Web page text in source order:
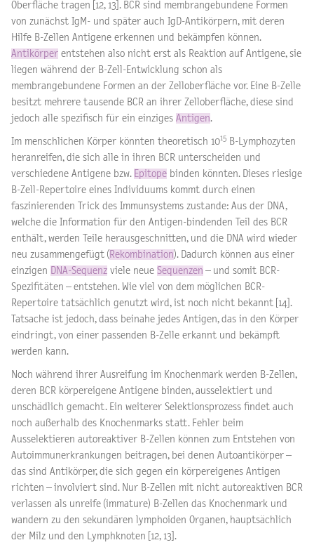
Oberfläche tragen [12, 13]. BCR sind membrangebundene Formen
von zunächst IgM- und später auch IgD-Antikörpern, mit deren
Hilfe B-Zellen Antigene erkennen und bekämpfen können.
Antikörper entstehen also nicht erst als Reaktion auf Antigene, sie
liegen während der B-Zell-Entwicklung schon als
membrangebundene Formen an der Zelloberfläche vor. Eine B-Zelle
besitzt mehrere tausende BCR an ihrer Zelloberfläche, diese sind
jedoch alle spezifisch für ein einziges Antigen.
Im menschlichen Körper könnten theoretisch 1015 B-Lymphozyten
heranreifen, die sich alle in ihren BCR unterscheiden und
verschiedene Antigene bzw. Epitope binden könnten. Dieses riesige
B-Zell-Repertoire eines Individuums kommt durch einen
faszinierenden Trick des Immunsystems zustande: Aus der DNA,
welche die Information für den Antigen-bindenden Teil des BCR
enthält, werden Teile herausgeschnitten, und die DNA wird wieder
neu zusammengefügt ( Rekombination). Dadurch können aus einer
einzigen DNA-Sequenz viele neue Sequenzen – und somit BCR-
Spezifitäten – entstehen. Wie viel von dem möglichen BCR-
Repertoire tatsächlich genutzt wird, ist noch nicht bekannt [14].
Tatsache ist jedoch, dass beinahe jedes Antigen, das in den Körper
eindringt, von einer passenden B-Zelle erkannt und bekämpft
werden kann.
Noch während ihrer Ausreifung im Knochenmark werden B-Zellen,
deren BCR körpereigene Antigene binden, ausselektiert und
unschädlich gemacht. Ein weiterer Selektionsprozess findet auch
noch außerhalb des Knochenmarks statt. Fehler beim
Ausselektieren autoreaktiver B-Zellen können zum Entstehen von
Autoimmunerkrankungen beitragen, bei denen Autoantikörper –
das sind Antikörper, die sich gegen ein körpereigenes Antigen
richten – involviert sind. Nur B-Zellen mit nicht autoreaktiven BCR
verlassen als unreife (immature) B-Zellen das Knochenmark und
wandern zu den sekundären lymphoiden Organen, hauptsächlich
der Milz und den Lymphknoten [12, 13].